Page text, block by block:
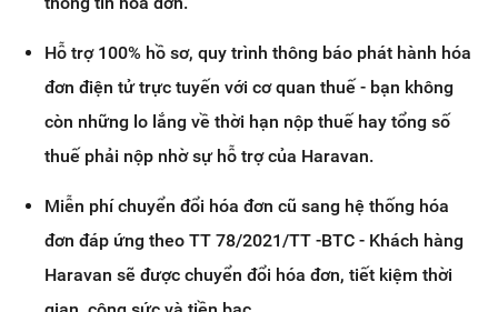
Hỗ trợ 100% hồ sơ, quy trình thông báo phát hành hóa
đơn điện tử trực tuyến với cơ quan thuế - bạn không
còn những lo lắng về thời hạn nộp thuế hay tổng số
thuế phải nộp nhờ sự hỗ trợ của Haravan.
Miễn phí chuyển đổi hóa đơn cũ sang hệ thống hóa
đơn đáp ứng theo TT 78/2021/TT -BTC - Khách hàng
Haravan sẽ được chuyển đổi hóa đơn, tiết kiệm thời